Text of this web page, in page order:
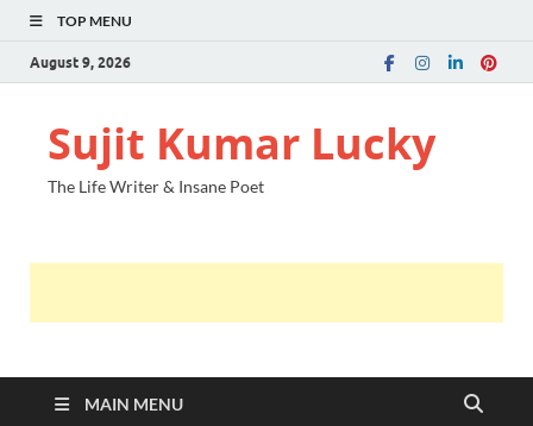
TOP MENU
August 9, 2026
Sujit Kumar Lucky
The Life Writer & Insane Poet
MAIN MENU